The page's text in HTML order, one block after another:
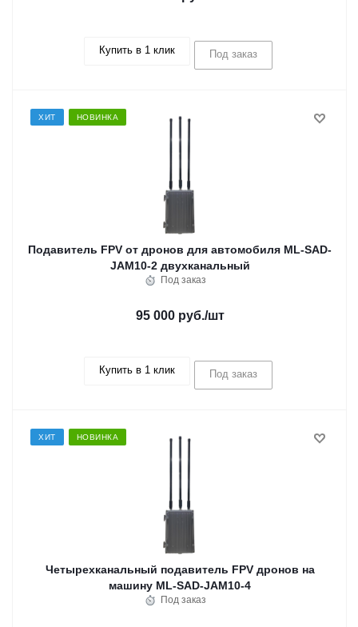
Купить в 1 клик Под заказ
ХИТ НОВИНКА
Подавитель FPV от дронов для автомобиля ML-SAD-
JAM10-2 двухканальный
Под заказ
95 000 руб./шт
Купить в 1 клик Под заказ
ХИТ НОВИНКА
Четырехканальный подавитель FPV дронов на
машину ML-SAD-JAM10-4
Под заказ